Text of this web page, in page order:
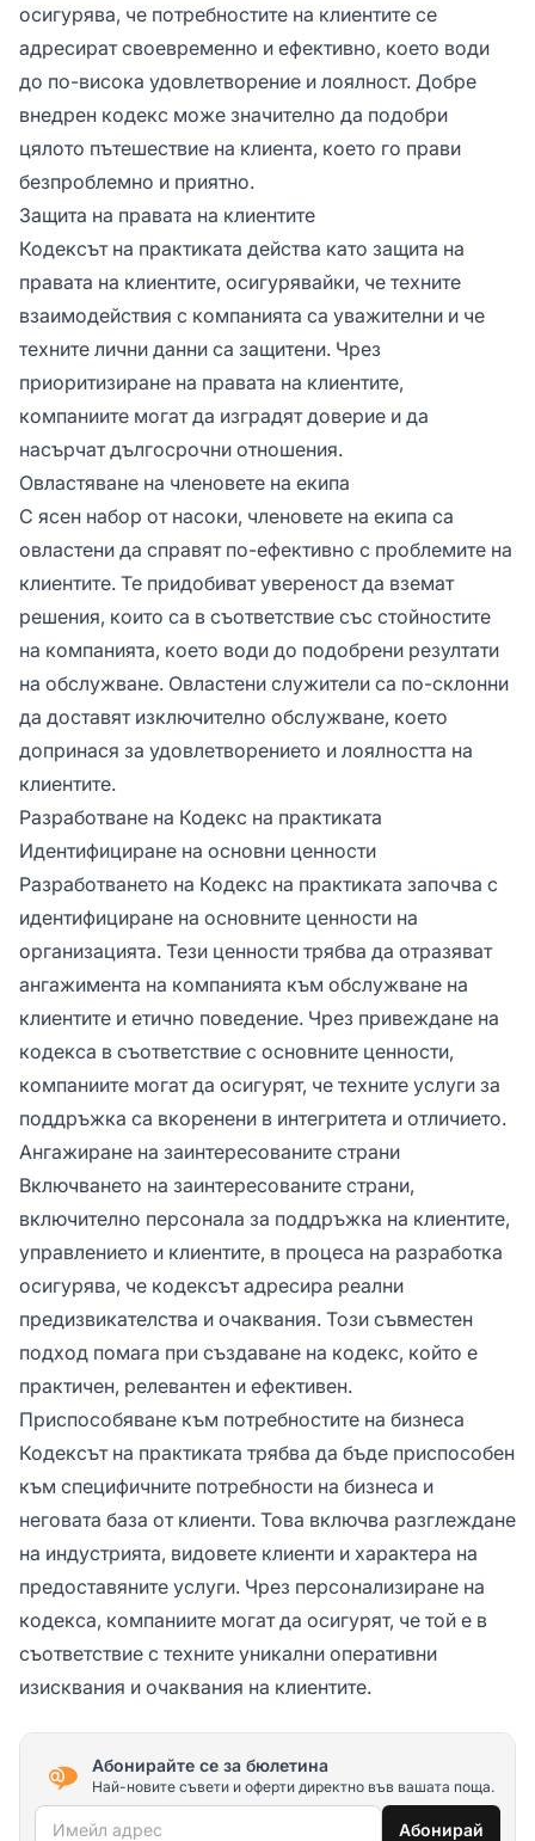
осигурява, че потребностите на клиентите се
адресират своевременно и ефективно, което води
до по-висока удовлетворение и лоялност. Добре
внедрен кодекс може значително да подобри
цялото пътешествие на клиента, което го прави
безпроблемно и приятно.
Защита на правата на клиентите
Кодексът на практиката действа като защита на
правата на клиентите, осигурявайки, че техните
взаимодействия с компанията са уважителни и че
техните лични данни са защитени. Чрез
приоритизиране на правата на клиентите,
компаниите могат да изградят доверие и да
насърчат дългосрочни отношения.
Овластяване на членовете на екипа
С ясен набор от насоки, членовете на екипа са
овластени да справят по-ефективно с проблемите на
клиентите. Те придобиват увереност да вземат
решения, които са в съответствие със стойностите
на компанията, което води до подобрени резултати
на обслужване. Овластени служители са по-склонни
да доставят изключително обслужване, което
допринася за удовлетворението и лоялността на
клиентите.
Разработване на Кодекс на практиката
Идентифициране на основни ценности
Разработването на Кодекс на практиката започва с
идентифициране на основните ценности на
организацията. Тези ценности трябва да отразяват
ангажимента на компанията към обслужване на
клиентите и етично поведение. Чрез привеждане на
кодекса в съответствие с основните ценности,
компаниите могат да осигурят, че техните услуги за
поддръжка са вкоренени в интегритета и отличието.
Ангажиране на заинтересованите страни
Включването на заинтересованите страни,
включително персонала за поддръжка на клиентите,
управлението и клиентите, в процеса на разработка
осигурява, че кодексът адресира реални
предизвикателства и очаквания. Този съвместен
подход помага при създаване на кодекс, който е
практичен, релевантен и ефективен.
Приспособяване към потребностите на бизнеса
Кодексът на практиката трябва да бъде приспособен
към специфичните потребности на бизнеса и
неговата база от клиенти. Това включва разглеждане
на индустрията, видовете клиенти и характера на
предоставяните услуги. Чрез персонализиране на
кодекса, компаниите могат да осигурят, че той е в
съответствие с техните уникални оперативни
изисквания и очаквания на клиентите.
Абонирайте се за бюлетина
Най-новите съвети и оферти директно във вашата поща.
Имейл адрес Абонирай